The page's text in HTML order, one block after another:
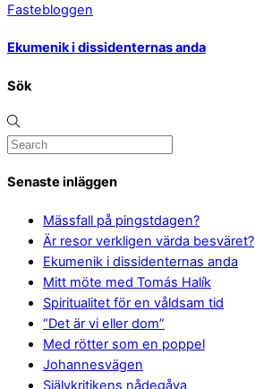
Fastebloggen
Ekumenik i dissidenternas anda
Sök
Senaste inläggen
Mässfall på pingstdagen?
Är resor verkligen värda besväret?
Ekumenik i dissidenternas anda
Mitt möte med Tomás Halík
Spiritualitet för en våldsam tid
“Det är vi eller dom”
Med rötter som en poppel
Johannesvägen
Självkritikens nådegåva